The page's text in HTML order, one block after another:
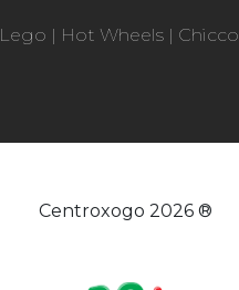
Lego | Hot Wheels | Chicco
Centroxogo 2026 ®